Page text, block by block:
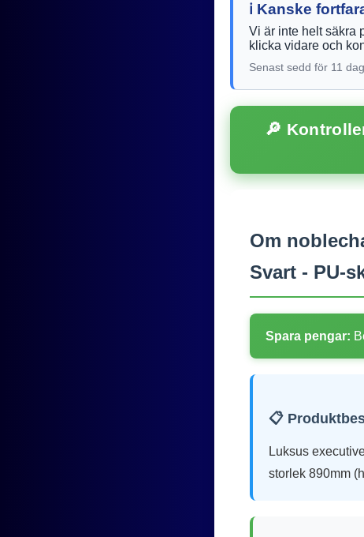
ℹ️ Kanske
Vi är inte helt säkra
klicka vidare och
Senast sedd för 11
🔎
Om
Svart - PU-
Spara pengar:
📋
Luksus
storlek 890mm